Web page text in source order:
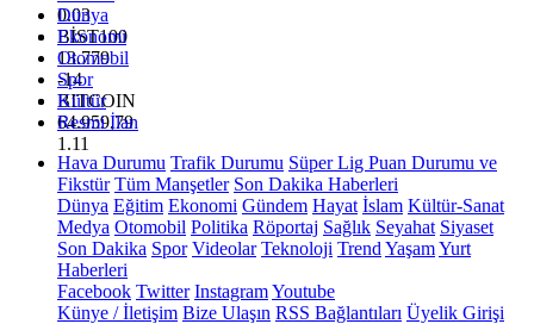
0.03
BİST100
13.779
-14
BITCOIN
64.959,79
1.11
Dünya
Ekonomi
Otomobil
Spor
Kültür
Resmi İlan
Hava Durumu Trafik Durumu Süper Lig Puan Durumu ve
Fikstür Tüm Manşetler Son Dakika Haberleri
Dünya Eğitim Ekonomi Gündem Hayat İslam Kültür-Sanat
Medya Otomobil Politika Röportaj Sağlık Seyahat Siyaset
Son Dakika Spor Videolar Teknoloji Trend YaşamYurt
Haberleri
Facebook Twitter InstagramYoutube
Künye / İletişim Bize Ulaşın RSS Bağlantıları Üyelik Girişi